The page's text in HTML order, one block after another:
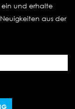
ein und erhalte
aus der